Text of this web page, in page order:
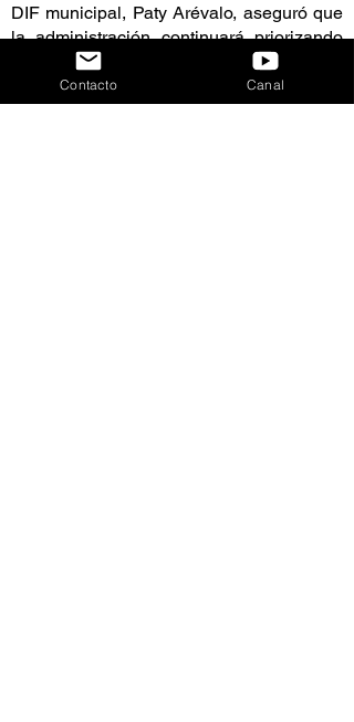
DIF municipal, Paty Arévalo, aseguró que
la administración continuará priorizando
programas sociales orientados a elevar la
calidad de vida de la población,
especialmente de niñas, niños,
Contacto Canal